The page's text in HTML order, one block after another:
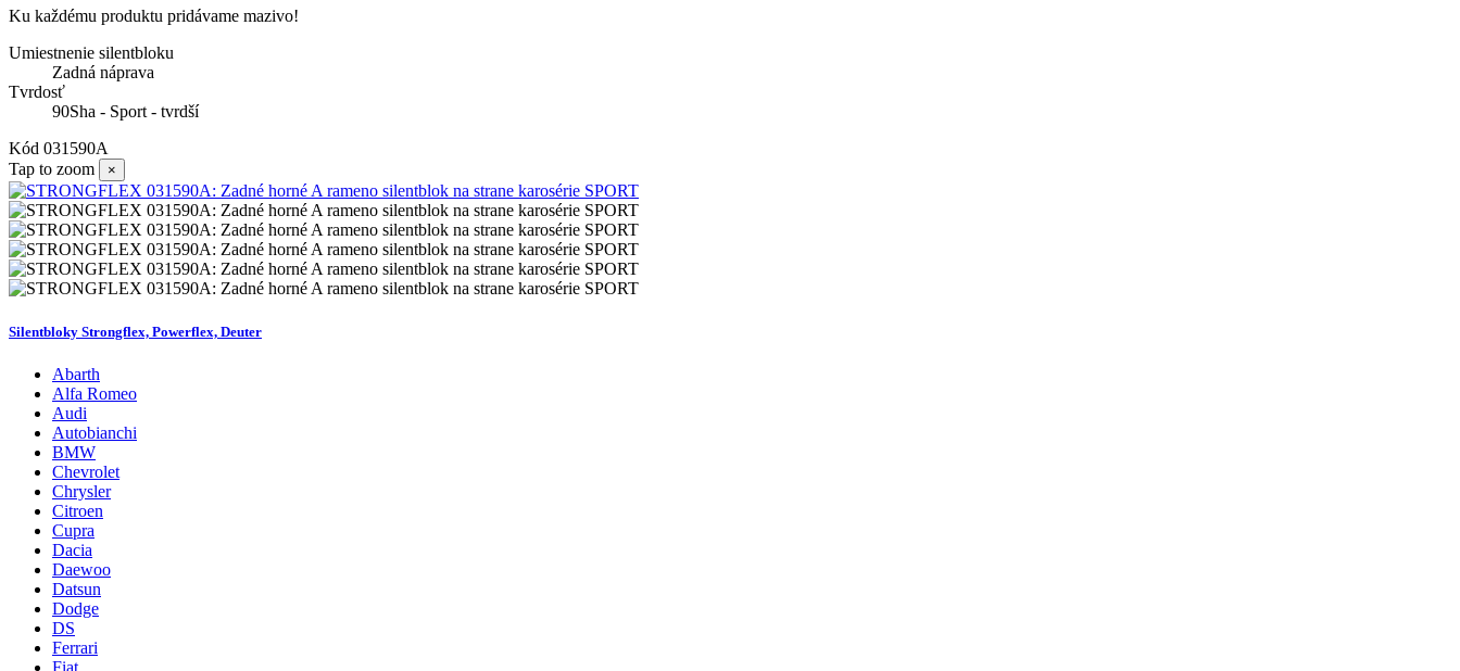
Ku každému produktu pridávame mazivo!
Umiestnenie silentbloku
Zadná náprava
Tvrdosť
90Sha - Sport - tvrdší
Kód 031590A
Tap to zoom
×
Silentbloky Strongflex, Powerflex, Deuter
Abarth
Alfa Romeo
Audi
Autobianchi
BMW
Chevrolet
Chrysler
Citroen
Cupra
Dacia
Daewoo
Datsun
Dodge
DS
Ferrari
Fiat